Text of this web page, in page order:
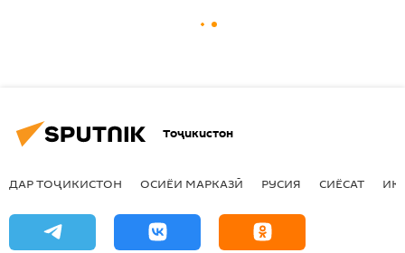
Тоҷикистон
ДАР ТОҶИКИСТОН ОСИЁИ МАРКАЗӢ РУСИЯ СИЁСАТ